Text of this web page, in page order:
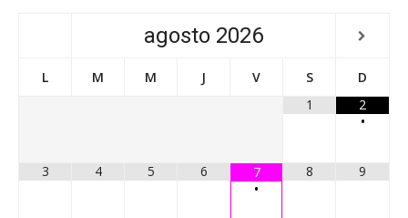
agosto 2026
L M M J V S
D
1
2
•
3 4 5 6
7
•
8 9